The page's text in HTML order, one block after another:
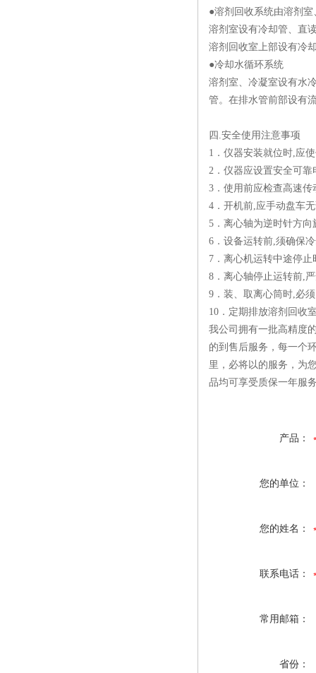
●溶剂回收系统由溶剂
溶剂室设有冷却管、直
溶剂回收室上部设有冷
●冷却水循环系统
溶剂室、冷凝室设有水
管。在排水管前部设有
四.安全使用注意事项
1．仪器安装就位时,应
2．仪器应设置安全可靠
3．使用前应检查高速
4．开机前,应手动盘车
5．离心轴为逆时针方
6．设备运转前,须确保
7．离心机运转中途停
8．离心轴停止运转前,
9．装、取离心筒时,必
10．定期排放溶剂回收
我公司拥有一批高精度
的到售后服务，每一个
里，必将以的服务，为
品均可享受质保一年服
产品：
您的单位：
您的姓名：
联系电话：
常用邮箱：
省份：